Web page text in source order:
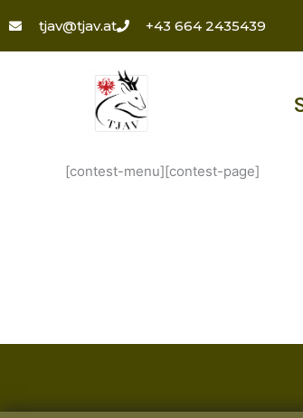
Inhalt
springen
tjav@tjav.at +43 664 2435439
[contest-menu][contest-page]